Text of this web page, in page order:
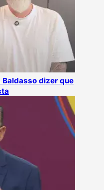
Baldasso dizer que